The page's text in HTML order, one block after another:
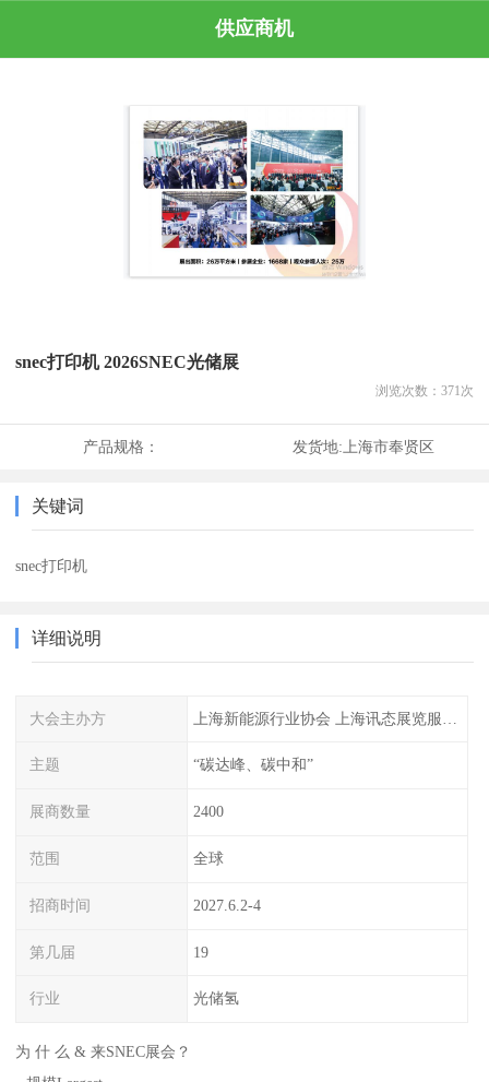
供应商机
snec打印机 2026SNEC光储展
浏览次数： 371 次
产品规格： 发货地:上海市奉贤区
关键词
snec打印机
详细说明
大会主办方
主题 “碳达峰、碳中和”
展商数量 2400
范围 全球
招商时间 2027.6.2-4
第几届 19
行业 光储氢
为 什 么 & 来SNEC展会？